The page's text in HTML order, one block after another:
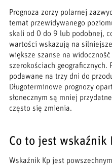
Prognoza zorzy polarnej
temat przewidywanego
skali od 0 do 9 lub podobnej,
wartości wskazują na
większe szanse na
szerokościach geograficznych.
podawane na trzy dni do
Długoterminowe prognozy
słonecznym są mniej
często się zmienia.
Co to jest wskaźnik
Wskaźnik Kp jest